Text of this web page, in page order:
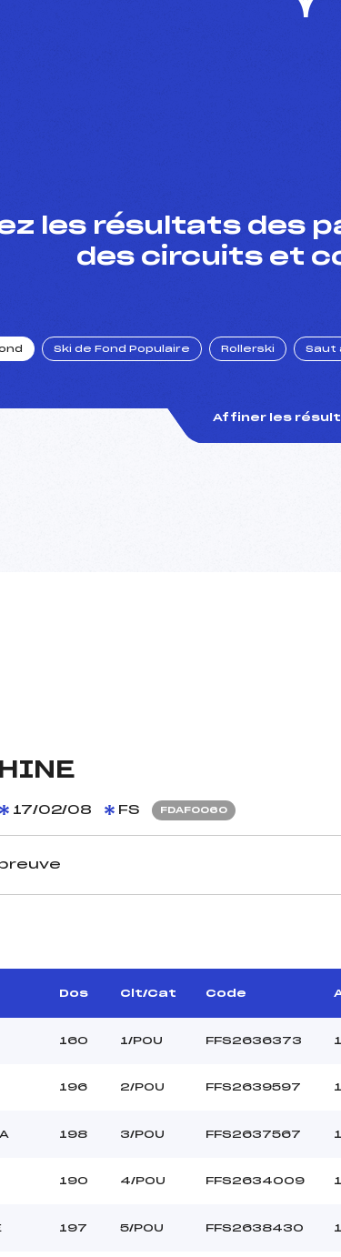
les résultats des
des circuits et
Ski de Fond Populaire Rollerski Saut
Affiner les
17/02/08 FS FDAF0060
–
LOCATELLI PASCAL (DA)
–
Dos Clt/Cat Code
160 1/POU FFS2636373
196 2/POU FFS2639597
198 3/POU FFS2637567
190 4/POU FFS2634009
197 5/POU FFS2638430